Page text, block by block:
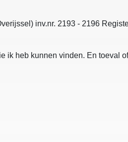
inv.nr. 2193 - 2196
ik heb kunnen vinden. En toeval